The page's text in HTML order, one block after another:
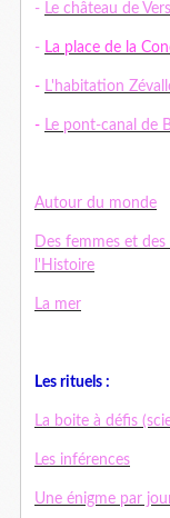
- Le château de
- La place de la
- L'habitation
- Le pont-canal de
Autour du monde
Des femmes et
l'Histoire
La mer
Les rituels :
La boite à défis
Les inférences
Une énigme par